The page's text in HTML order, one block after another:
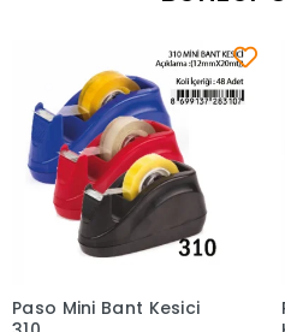
Sepete Ekle
Paso Mini Bant Kesici